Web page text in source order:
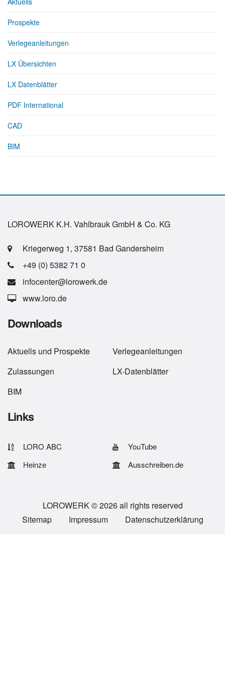
Prospekte
Verlegeanleitungen
LX Übersichten
LX Datenblätter
PDF International
CAD
BIM
LOROWERK K.H. Vahlbrauk GmbH & Co. KG
Kriegerweg 1, 37581 Bad Gandersheim
+49 (0) 5382 71 0
infocenter@lorowerk.de
www.loro.de
Downloads
Aktuells und Prospekte
Verlegeanleitungen
Zulassungen
LX-Datenblätter
BIM
Links
LORO ABC
YouTube
Heinze
Ausschreiben.de
LOROWERK © 2026 all rights reserved
Sitemap
Impressum Datenschutzerklärung